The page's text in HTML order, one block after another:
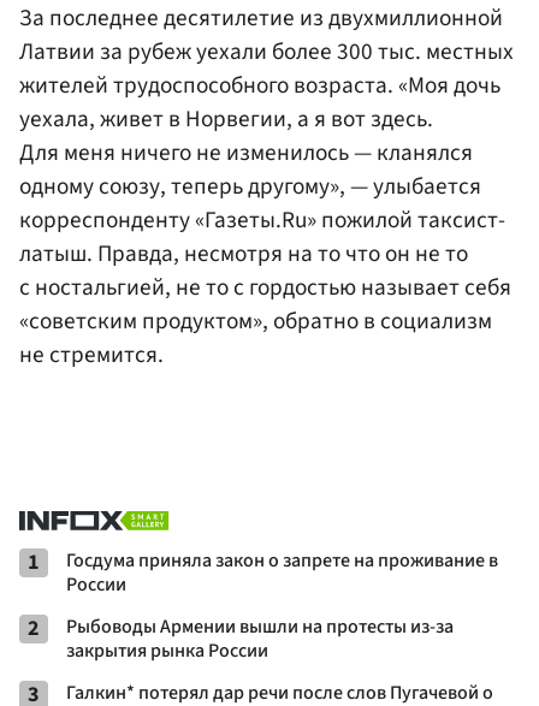
За последнее десятилетие из двухмиллионной
Латвии за рубеж уехали более 300 тыс. местных
жителей трудоспособного возраста. «Моя дочь
уехала, живет в Норвегии, а я вот здесь.
Для меня ничего не изменилось — кланялся
одному союзу, теперь другому», — улыбается
корреспонденту «Газеты.Ru» пожилой таксист-
латыш. Правда, несмотря на то что он не то
с ностальгией, не то с гордостью называет себя
«советским продуктом», обратно в социализм
не стремится.
1
Госдума приняла закон о запрете на проживание в
России
2
Рыбоводы Армении вышли на протесты из-за
закрытия рынка России
3
Галкин* потерял дар речи после слов Пугачевой о